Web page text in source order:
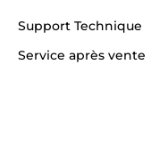
Support Technique
Service après vente